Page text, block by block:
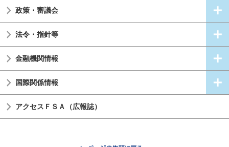
政策・審議会
法令・指針等
金融機関情報
国際関係情報
アクセスＦＳＡ（広報誌）